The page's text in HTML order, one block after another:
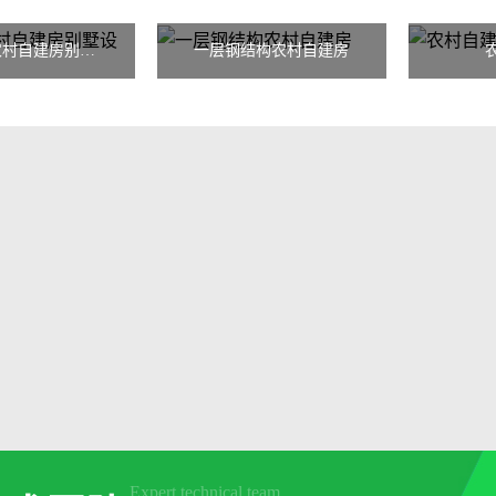
钢结构农村自建房别墅设计方案 一层钢结构农村自建房
Expert technical team